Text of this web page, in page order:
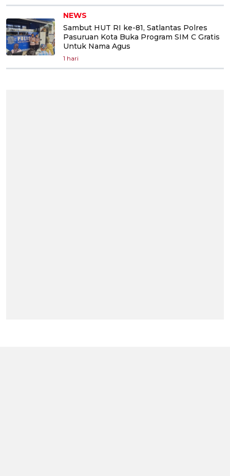
NEWS
Sambut HUT RI ke-81, Satlantas Polres
Pasuruan Kota Buka Program SIM C Gratis
Untuk Nama Agus
1 hari